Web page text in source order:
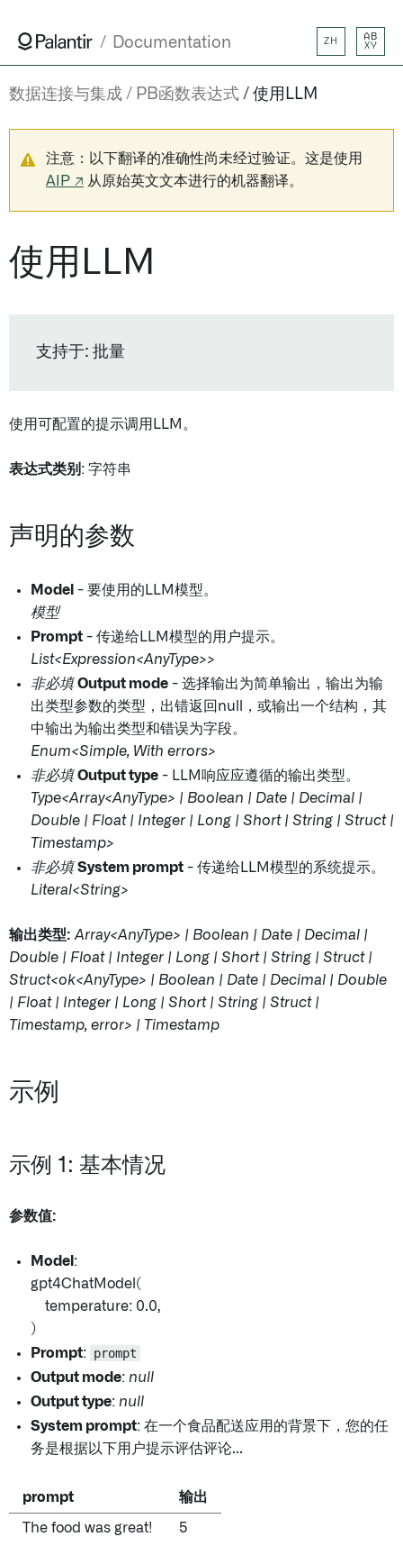
Documentation ZH
AB
XY
数据连接与集成 PB函数表达式 使用LLM
注意：以下翻译的准确性尚未经过验证。这是使用
AIP ↗ 从原始英文文本进行的机器翻译。
使用LLM
支持于: 批量
使用可配置的提示调用LLM。
表达式类别 : 字符串
声明的参数
Model - 要使用的LLM模型。
模型
Prompt - 传递给LLM模型的用户提示。
List<Expression<AnyType>>
非必填 Output mode - 选择输出为简单输出，输出为输
出类型参数的类型，出错返回null，或输出一个结构，其
中输出为输出类型和错误为字段。
Enum<Simple, With errors>
非必填 Output type - LLM响应应遵循的输出类型。
Type<Array<AnyType> | Boolean | Date | Decimal |
Double | Float | Integer | Long | Short | String | Struct |
Timestamp>
非必填 System prompt - 传递给LLM模型的系统提示。
Literal<String>
输出类型: Array<AnyType> | Boolean | Date | Decimal |
Double | Float | Integer | Long | Short | String | Struct |
Struct<ok<AnyType> | Boolean | Date | Decimal | Double
| Float | Integer | Long | Short | String | Struct |
Timestamp, error> | Timestamp
示例
示例 1: 基本情况
参数值:
Model :
gpt4ChatModel(
temperature: 0.0,
)
Prompt: prompt
Output mode: null
Output type: null
System prompt: 在一个食品配送应用的背景下，您的任
务是根据以下用户提示评估评论...
prompt 输出
The food was great! 5